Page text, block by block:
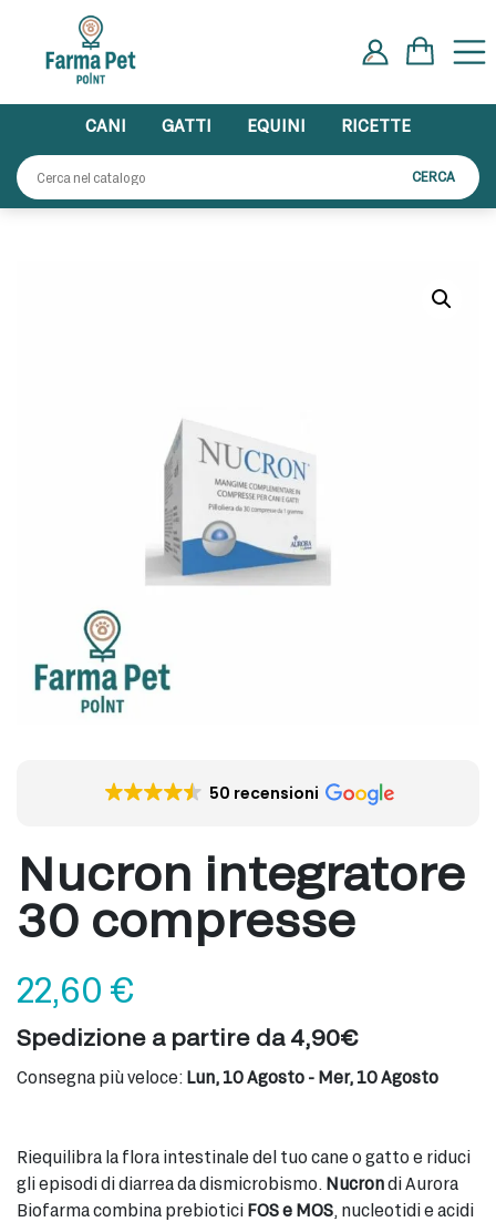
content
CANI GATTI EQUINI
RICETTE
CERCA
50 recensioni
Nucron integratore
30 compresse
22,60 €
Spedizione a partire da 4,90€
Consegna più veloce: Lun, 10 Agosto - Mer, 10 Agosto
Riequilibra la flora intestinale del tuo cane o gatto e riduci
gli episodi di diarrea da dismicrobismo. Nucrondi Aurora
Biofarma combina prebiotici FOS e MOS, nucleotidi e acidi